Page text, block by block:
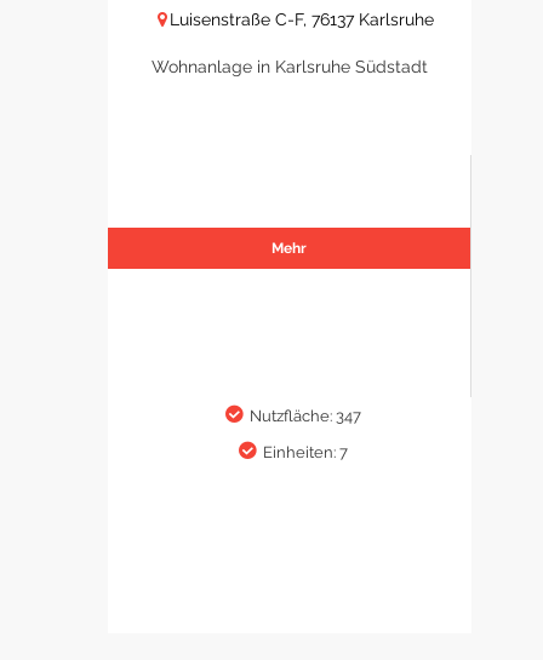
Luisenstraße C-F, 76137 Karlsruhe
Wohnanlage in Karlsruhe Südstadt
Mehr
Nutzfläche: 347
Einheiten: 7